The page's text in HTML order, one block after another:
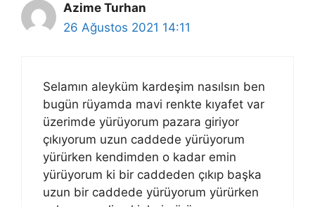
Azime Turhan
26 Ağustos 2021 14:11
Selamın aleyküm kardeşim nasılsın ben
bugün rüyamda mavi renkte kıyafet var
üzerimde yürüyorum pazara giriyor
çıkıyorum uzun caddede yürüyorum
yürürken kendimden o kadar emin
yürüyorum ki bir caddeden çıkıp başka
uzun bir caddede yürüyorum yürürken